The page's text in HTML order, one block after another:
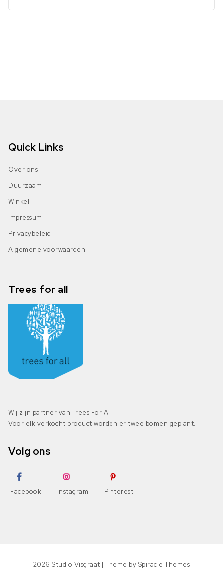
Quick Links
Over ons
Duurzaam
Winkel
Impressum
Privacybeleid
Algemene voorwaarden
Trees for all
Wij zijn partner van Trees For All
Voor elk verkocht product worden er twee bomen geplant.
Volg ons
Facebook Instagram Pinterest
2026Studio Visgraat | Theme by Spiracle Themes